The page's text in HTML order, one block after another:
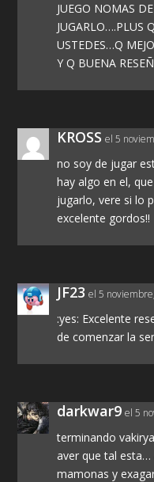
JUEGO NOMAS
JUGARLO….PLUS
USTEDES…Q
Y Q BUENA
KROSS el 5
no soy de jugar
hay algo en el,
jugarlo, vere si lo
excelente gordos!!
JF23 el 5
:yes: Excelente
de comenzar la
darkwar9 el 5
terminando
aver que tal
mamonas y